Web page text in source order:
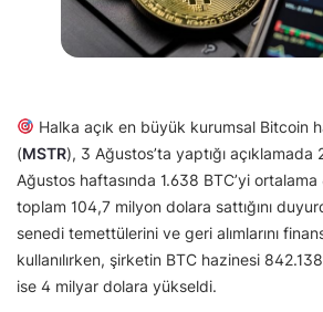
Halka açık en büyük kurumsal Bitcoin
(MSTR), 3 Ağustos’ta yaptığı açıklamada
Ağustos haftasında 1.638 BTC’yi
toplam 104,7 milyon dolara sattığını
senedi temettülerini ve geri alımlarını
kullanılırken, şirketin BTC hazinesi
ise 4 milyar dolara yükseldi.